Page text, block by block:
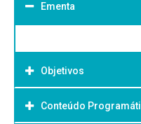
Ementa
Objetivos
Objetivo Geral:
Conteúdo